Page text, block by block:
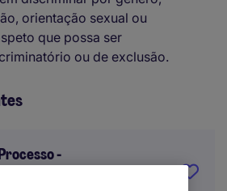
orientação sexual ou
que possa ser
ou de exclusão.
-